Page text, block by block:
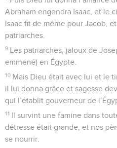
Abraham engendra Isaac, et le
Isaac fit de même pour Jacob,
patriarches.
9 Les patriarches, jaloux de
emmené) en Égypte.
10 Mais Dieu était avec lui et le
il lui donna grâce et sagesse
qui l’établit gouverneur de
11 Il survint une famine dans
détresse était grande, et nos
se nourrir.